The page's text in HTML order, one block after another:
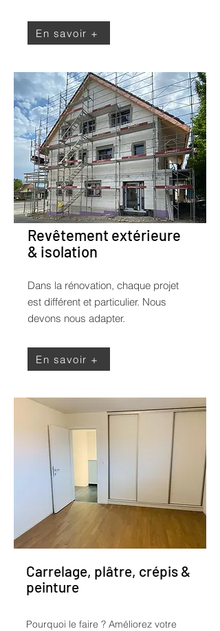
En savoir +
Revêtement extérieure
& isolation
Dans la rénovation, chaque projet
est différent et particulier. Nous
devons nous adapter.
En savoir +
Carrelage, plâtre, crépis &
peinture
Pourquoi le faire ? Améliorez votre